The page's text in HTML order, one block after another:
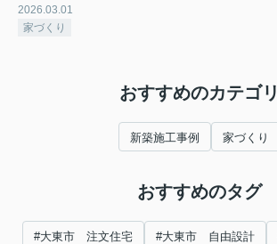
2026.03.01
家づくり
おすすめのカテゴリ
新築施工事例 家づくり
おすすめのタグ
#大東市 注文住宅 #大東市 自由設計